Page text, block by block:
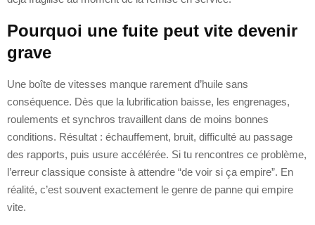
Pourquoi une fuite peut vite devenir
grave
Une boîte de vitesses manque rarement d’huile sans
conséquence. Dès que la lubrification baisse, les engrenages,
roulements et synchros travaillent dans de moins bonnes
conditions. Résultat : échauffement, bruit, difficulté au passage
des rapports, puis usure accélérée. Si tu rencontres ce problème,
l’erreur classique consiste à attendre “de voir si ça empire”. En
réalité, c’est souvent exactement le genre de panne qui empire
vite.